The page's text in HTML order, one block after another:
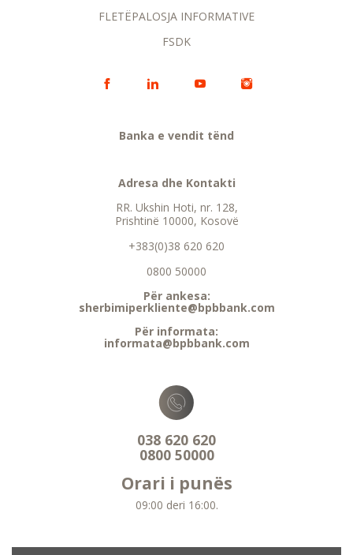
FLETËPALOSJA INFORMATIVE
FSDK
Banka e vendit tënd
Adresa dhe Kontakti
RR. Ukshin Hoti, nr. 128,
Prishtinë 10000, Kosovë
+383(0)38 620 620
0800 50000
Për ankesa:
sherbimiperkliente@bpbbank.com
Për informata:
informata@bpbbank.com
038 620 620
0800 50000
Orari i punës
09:00 deri 16:00.